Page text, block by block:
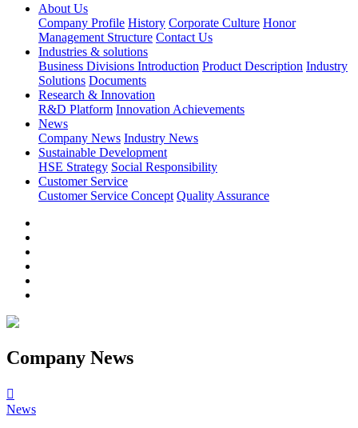
About Us
Company Profile History Corporate Culture Honor
Management Structure Contact Us
Industries & solutions
Business Divisions Introduction Product Description Industry
Solutions Documents
Research & Innovation
R&D Platform Innovation Achievements
News
Company News Industry News
Sustainable Development
HSE Strategy Social Responsibility
Customer Service
Customer Service Concept Quality Assurance
Company News

News